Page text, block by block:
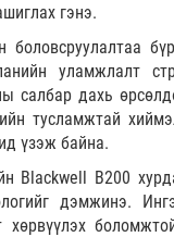
гэнэ.
уламжлалт
салбар дахь
тусламжтай
үзэж байна.
Blackwell B200
дэмжинэ.
хөрвүүлэх